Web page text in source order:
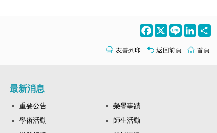
Facebook
X Line
友善列印 返回前頁 首頁
最新消息
重要公告
榮譽事蹟
學術活動
師生活動